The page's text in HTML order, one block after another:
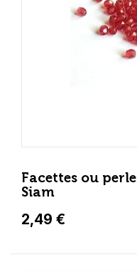
Facettes ou
Siam
2,49 €